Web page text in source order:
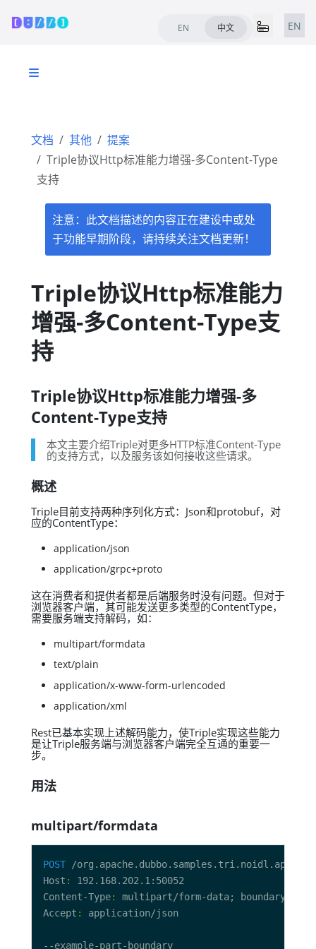
EN 中文 EN
文档 其他
提案
Triple协议Http标准能力增强-多Content-Type
支持
注意：此文档描述的内容正在建设中或处
于功能早期阶段，请持续关注文档更新！
Triple协议Http标准能力
增强-多Content-Type支
持
Triple协议Http标准能力增强-多
Content-Type支持
本文主要介绍Triple对更多HTTP标准Content-Type
的支持方式，以及服务该如何接收这些请求。
概述
Triple目前支持两种序列化方式：Json和protobuf，对
应的ContentType：
application/json
application/grpc+proto
这在消费者和提供者都是后端服务时没有问题。但对于
浏览器客户端，其可能发送更多类型的ContentType，
需要服务端支持解码，如：
multipart/formdata
text/plain
application/x-www-form-urlencoded
application/xml
Rest已基本实现上述解码能力，使Triple实现这些能力
是让Triple服务端与浏览器客户端完全互通的重要一
步。
用法
multipart/formdata
POST /
Host :
Content-Type:
Accept :